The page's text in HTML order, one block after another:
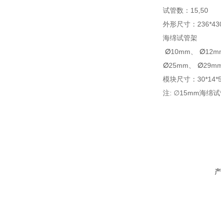
试管数： 15,50
外形尺寸：
海绵试管架
∅10mm ∅
∅25mm ∅
模块尺寸：
注: ∅15mm海绵